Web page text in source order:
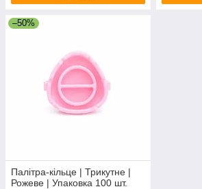
–50%
Палітра-кільце | Трикутне |
Рожеве | Упаковка 100 шт.